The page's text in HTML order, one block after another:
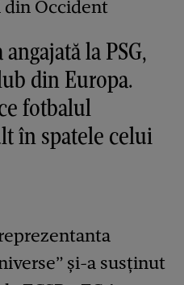
la PSG,
din Europa.
fotbalul
în spatele celui